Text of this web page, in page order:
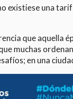
existiese una
que aquella
muchas
en una